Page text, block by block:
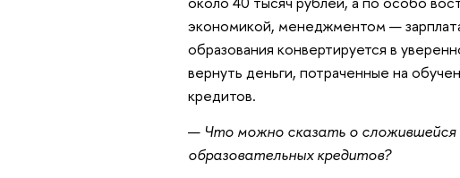
экономикой, менеджментом —
образования конвертируется в
вернуть деньги, потраченные на
кредитов.
—Что можно сказать о сложившейся
образовательных кредитов?